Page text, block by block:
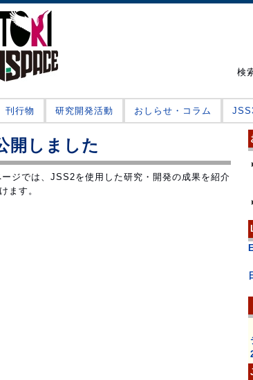
検
刊行物 研究開発活動 おしらせ・コラム
開しました
ジでは、JSS2を使用した研究・開発の成果を紹介
ます。